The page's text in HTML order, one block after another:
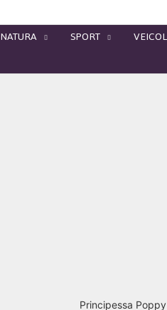
NATURA SPORT
Principessa